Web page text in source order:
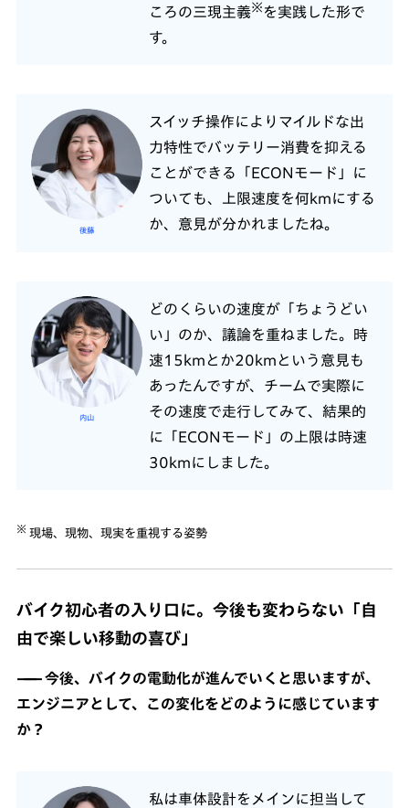
ころの三現主義※ を実践した形で
す。
後藤
スイッチ操作によりマイルドな出
力特性でバッテリー消費を抑える
ことができる「ECONモード」に
ついても、上限速度を何kmにする
か、意見が分かれましたね。
内山
どのくらいの速度が「ちょうどい
い」のか、議論を重ねました。時
速15kmとか20kmという意見も
あったんですが、チームで実際に
その速度で走行してみて、結果的
に「ECONモード」の上限は時速
30kmにしました。
※ 現場、現物、現実を重視する姿勢
バイク初心者の入り口に。今後も変わらない「自
由で楽しい移動の喜び」
今後、バイクの電動化が進んでいくと思いますが、
エンジニアとして、この変化をどのように感じています
か？
私は車体設計をメインに担当して